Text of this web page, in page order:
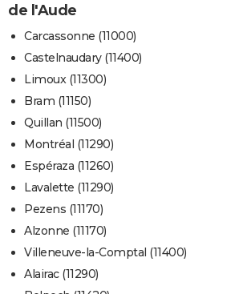
de l'Aude
Carcassonne (11000)
Castelnaudary (11400)
Limoux (11300)
Bram (11150)
Quillan (11500)
Montréal (11290)
Espéraza (11260)
Lavalette (11290)
Pezens (11170)
Alzonne (11170)
Villeneuve-la-Comptal (11400)
Alairac (11290)